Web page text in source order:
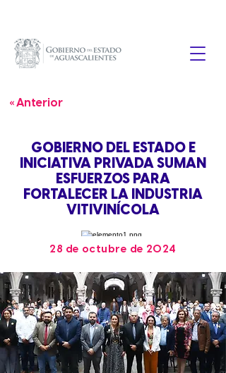
« Anterior
GOBIERNO DEL ESTADO E
INICIATIVA PRIVADA SUMAN
ESFUERZOS PARA
FORTALECER LA INDUSTRIA
VITIVINÍCOLA
28 de octubre de 2024